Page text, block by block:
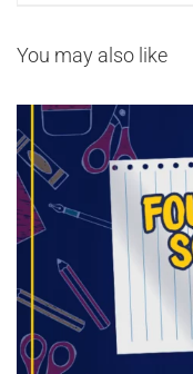
You may also like